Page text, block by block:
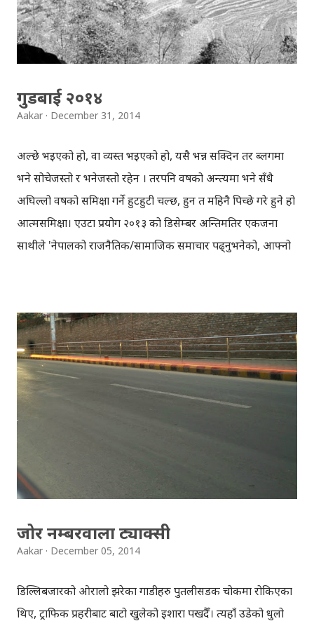
गुडबाई २०१४
Aakar December 31, 2014
अल्छे भइएको हो, वा व्यस्त भइएको हो, यसै भन्न सक्दिन तर ब्लगमा
भने सोचेजस्तो र भनेजस्तो रहेन । तरपनि वर्षको अन्त्यमा भने सँधै
अघिल्लो वर्षको समिक्षा गर्ने हुटहुटी चल्छ, हुन त महिनै पिच्छे गरे हुने हो
आत्मसमिक्षा। एउटा प्रयोग २०१३ को डिसेम्बर अन्तिमतिर एकजना
साथीले 'नेपालको राजनैतिक/सामाजिक समाचार पढ्नुभनेको, आफ्नो
वाचा गरेँ आफैँसँग । आफूले फलो गरिएका र लाइक गरिएका अधिकांश
समाचार पोर्टललाई अनफलो र अनलाइक गरियो। हरेक रात ८ बजेको
टिभी समाचार हेर्ने बानी परेको मैले, यो वर्ष मुस्किलले ५-६ वटा समाचार
हेरेँ होला टिभीमा । बिहानको रेडियोको समाचार पनि सुन्न छोडियो ।
पत्रिका पढ्न छोडियो । ट्विटर र फेसबुकमा साथीहरुले सेयर गरेर,
पढ्नैपर्ने भनेर रिकमेन्ड नगरेका बाहेक कुनै लेख सायदै पढियो ।
समाचार खोज्दै कुनै समाचार पोर्टल धाइएन । यतिसम्म भयो कि,
पश्चिममा पसेको बाढीसमेत मैले पछि मात्र थाहा पाएँ -- फिल द...
जोर नम्बरवाला ट्याक्सी
Aakar December 05, 2014
डिल्लिबजारको ओरालो झरेका गाडीहरु पुतलीसडक चोकमा रोकिएका
थिए, ट्राफिक प्रहरीबाट बाटो खुलेको ईशारा पर्खदैँ। त्यहाँ उडेको धुलो